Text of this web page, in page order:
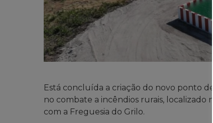
Está concluída a criação do novo ponto
no combate a incêndios rurais, localizado
com a Freguesia do Grilo.